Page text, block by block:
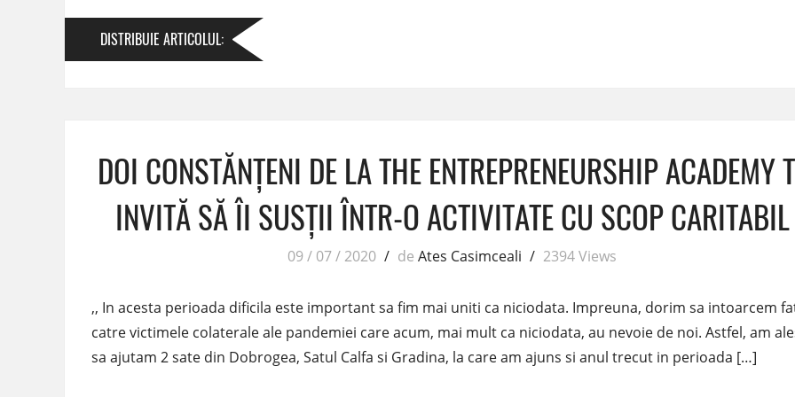
DISTRIBUIE ARTICOLUL:
DOI CONSTĂNȚENI DE LA THE ENTREPRENEURSHIP ACADEMY
INVITĂ SĂ ÎI SUSȚII ÎNTR-O ACTIVITATE CU SCOP CARITABIL
09 / 07 / 2020 / de Ates Casimceali / 2394 Views
,, In acesta perioada dificila este important sa fim mai uniti ca niciodata. Impreuna, dorim sa intoarcem
catre victimele colaterale ale pandemiei care acum, mai mult ca niciodata, au nevoie de noi. Astfel, am
sa ajutam 2 sate din Dobrogea, Satul Calfa si Gradina, la care am ajuns si anul trecut in perioada […]